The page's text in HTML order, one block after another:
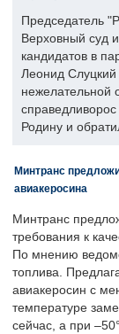
Председатель
Верховный суд
кандидатов в
Леонид Слуцкий
нежелательной
Родину и
Минтранс
авиакеросина
Минтранс
требования к
По мнению
топлива.
авиакеросин с
температуре
сейчас, а при